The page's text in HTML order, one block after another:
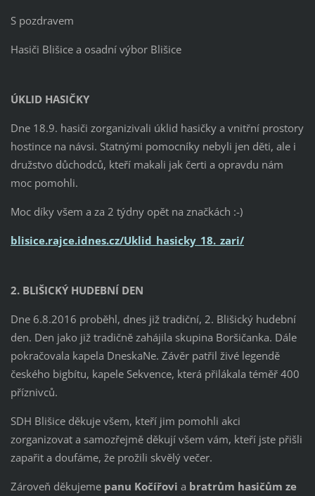
S pozdravem
Hasiči Blišice a osadní výbor Blišice
ÚKLID HASIČKY
Dne 18.9. hasiči zorganizivali úklid hasičky a vnitřní prostory
hostince na návsi. Statnými pomocníky nebyli jen děti, ale i
družstvo důchodců, kteří makali jak čerti a opravdu nám
moc pomohli.
Moc díky všem a za 2 týdny opět na značkách :-)
blisice.rajce.idnes.cz/Uklid_hasicky_18._zari/
2. BLIŠICKÝ HUDEBNÍ DEN
Dne 6.8.2016 proběhl, dnes již tradiční, 2. Blišický hudební
den. Den jako již tradičně zahájila skupina Boršičanka. Dále
pokračovala kapela DneskaNe. Závěr patřil živé legendě
českého bigbítu, kapele Sekvence, která přilákala téměř 400
příznivců.
SDH Blišice děkuje všem, kteří jim pomohli akci
zorganizovat a samozřejmě děkují všem vám, kteří jste přišli
zapařit a doufáme, že prožili skvělý večer.
Zároveň děkujeme panu Kočířovi a bratrům hasičům ze